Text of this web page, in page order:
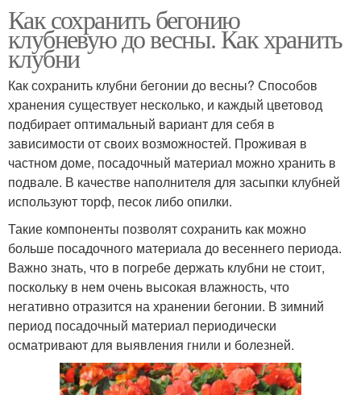
Как сохранить бегонию
клубневую до весны. Как хранить
клубни
Как сохранить клубни бегонии до весны? Способов
хранения существует несколько, и каждый цветовод
подбирает оптимальный вариант для себя в
зависимости от своих возможностей. Проживая в
частном доме, посадочный материал можно хранить в
подвале. В качестве наполнителя для засыпки клубней
используют торф, песок либо опилки.
Такие компоненты позволят сохранить как можно
больше посадочного материала до весеннего периода.
Важно знать, что в погребе держать клубни не стоит,
поскольку в нем очень высокая влажность, что
негативно отразится на хранении бегонии. В зимний
период посадочный материал периодически
осматривают для выявления гнили и болезней.